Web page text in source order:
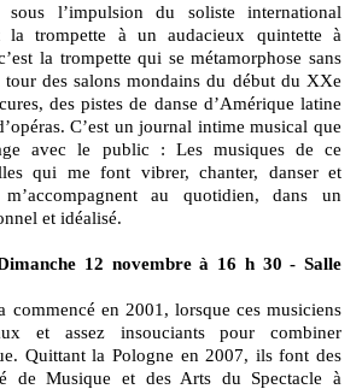
sous l’impulsion du soliste international
la trompette à un audacieux quintette à
la trompette qui se métamorphose sans
tour des salons mondains du début du XXe
des pistes de danse d’Amérique latine
C’est un journal intime musical que
avec le public : Les musiques de ce
qui me font vibrer, chanter, danser et
au quotidien, dans un
et idéalisé.
12 novembre à 16 h 30 - Salle
commencé en 2001, lorsque ces musiciens
et assez insouciants pour combiner
Quittant la Pologne en 2007, ils font des
de Musique et des Arts du Spectacle à